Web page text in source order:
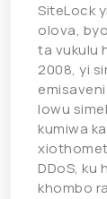
SiteLock
olova,
ta vukulu
2008, yi
lowu
kumiwa
DDoS, ku
khombo